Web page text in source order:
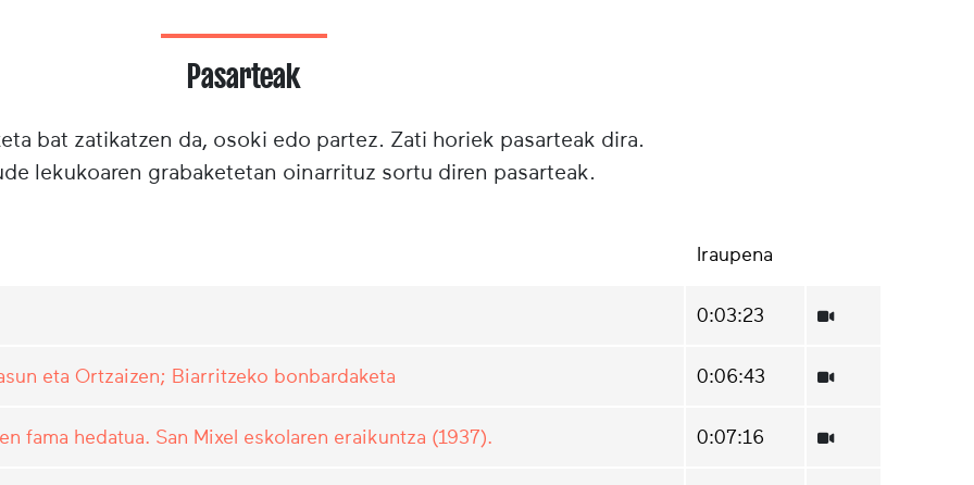
Pasarteak
bat zatikatzen da, osoki edo partez. Zati horiek pasarteak dira.
lekukoaren grabaketetan oinarrituz sortu diren pasarteak.
Iraupena
0:03:23
eta Ortzaizen; Biarritzeko bonbardaketa 0:06:43
fama hedatua. San Mixel eskolaren eraikuntza (1937). 0:07:16